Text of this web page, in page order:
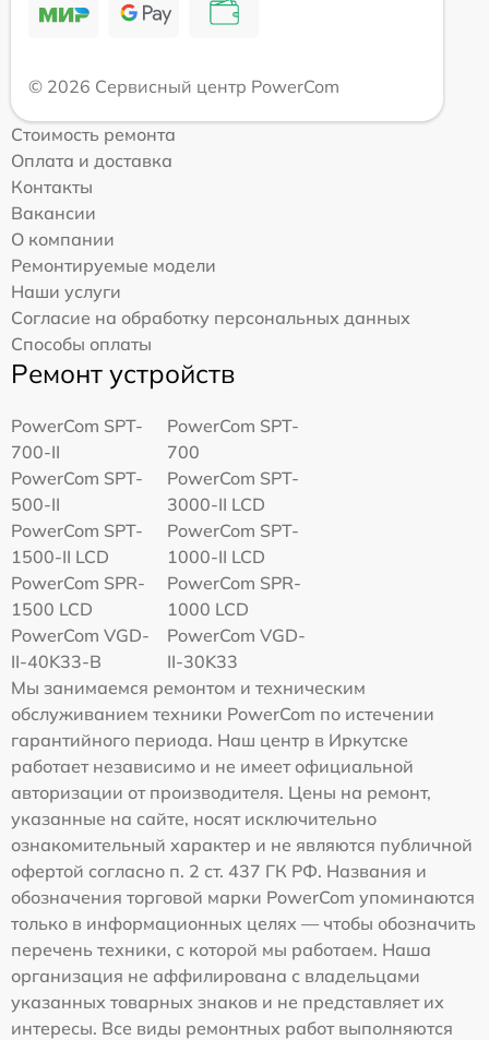
© 2026 Сервисный центр PowerCom
Стоимость ремонта
Оплата и доставка
Контакты
Вакансии
О компании
Ремонтируемые модели
Наши услуги
Согласие на обработку персональных данных
Способы оплаты
Ремонт устройств
PowerCom SPT-
700-II
PowerCom SPT-
700
PowerCom SPT-
500-II
PowerCom SPT-
3000-II LCD
PowerCom SPT-
1500-II LCD
PowerCom SPT-
1000-II LCD
PowerCom SPR-
1500 LCD
PowerCom SPR-
1000 LCD
PowerCom VGD-
II-40K33-B
PowerCom VGD-
II-30K33
Мы занимаемся ремонтом и техническим
обслуживанием техники PowerCom по истечении
гарантийного периода. Наш центр в Иркутске
работает независимо и не имеет официальной
авторизации от производителя. Цены на ремонт,
указанные на сайте, носят исключительно
ознакомительный характер и не являются публичной
офертой согласно п. 2 ст. 437 ГК РФ. Названия и
обозначения торговой марки PowerCom упоминаются
только в информационных целях — чтобы обозначить
перечень техники, с которой мы работаем. Наша
организация не аффилирована с владельцами
указанных товарных знаков и не представляет их
интересы. Все виды ремонтных работ выполняются